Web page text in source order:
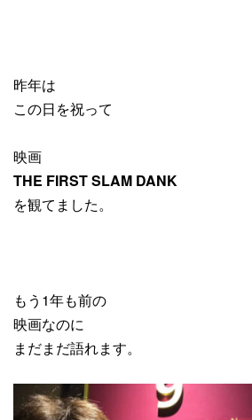
昨年は
この日を祝って
映画
THE FIRST SLAM DANK
を観てました。
もう1年も前の
映画なのに
まだまだ語れます。